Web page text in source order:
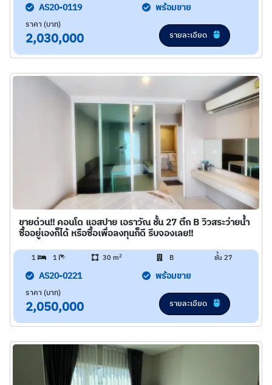
AS20-0119 พร้อมขาย
ราคา (บาท)
2,030,000 รายละเอียด
ขายด่วน!! คอนโด แอสปาย เอราวัณ ชั้น 27 ตึก B วิวสระว่ายน้ำ
ซื้ออยู่เองก็ได้ หรือซื้อเพื่อลงทุนก็ดี รีบจองเลย!!
1 1 30 m2 B ชั้น 27
AS20-0221 พร้อมขาย
ราคา (บาท)
2,050,000 รายละเอียด